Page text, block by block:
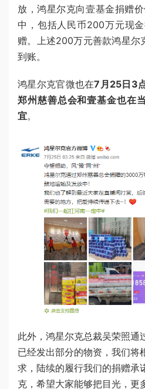
放，鸿星尔克向壹基金捐赠
中，包括人民币200万元现
赠。上述200万元善款鸿星尔
到账。
鸿星尔克官微也在7月25日3
郑州慈善总会和壹基金也在
宜。
此外，鸿星尔克总裁吴荣照通
已经发出部分的物资，我们将
求，陆续的履行我们的捐赠承
克，希望大家能够把目光，更